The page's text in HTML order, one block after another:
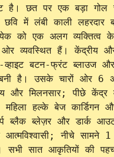
है। छत पर एक बड़ा
में लंबी काली लहरदार
को एक अलग व्यक्तित्व
ओर व्यवस्थित हैं। केंद्रीय
बटन-फ्रंट ब्लाउज
है। उसके चारों ओर 6
मिलनसार; पीछे केंद्र
हल्के बेज
ब्लैक ब्लेज़र और डार्क
नीचे सामने
सभी सात आकृतियों की